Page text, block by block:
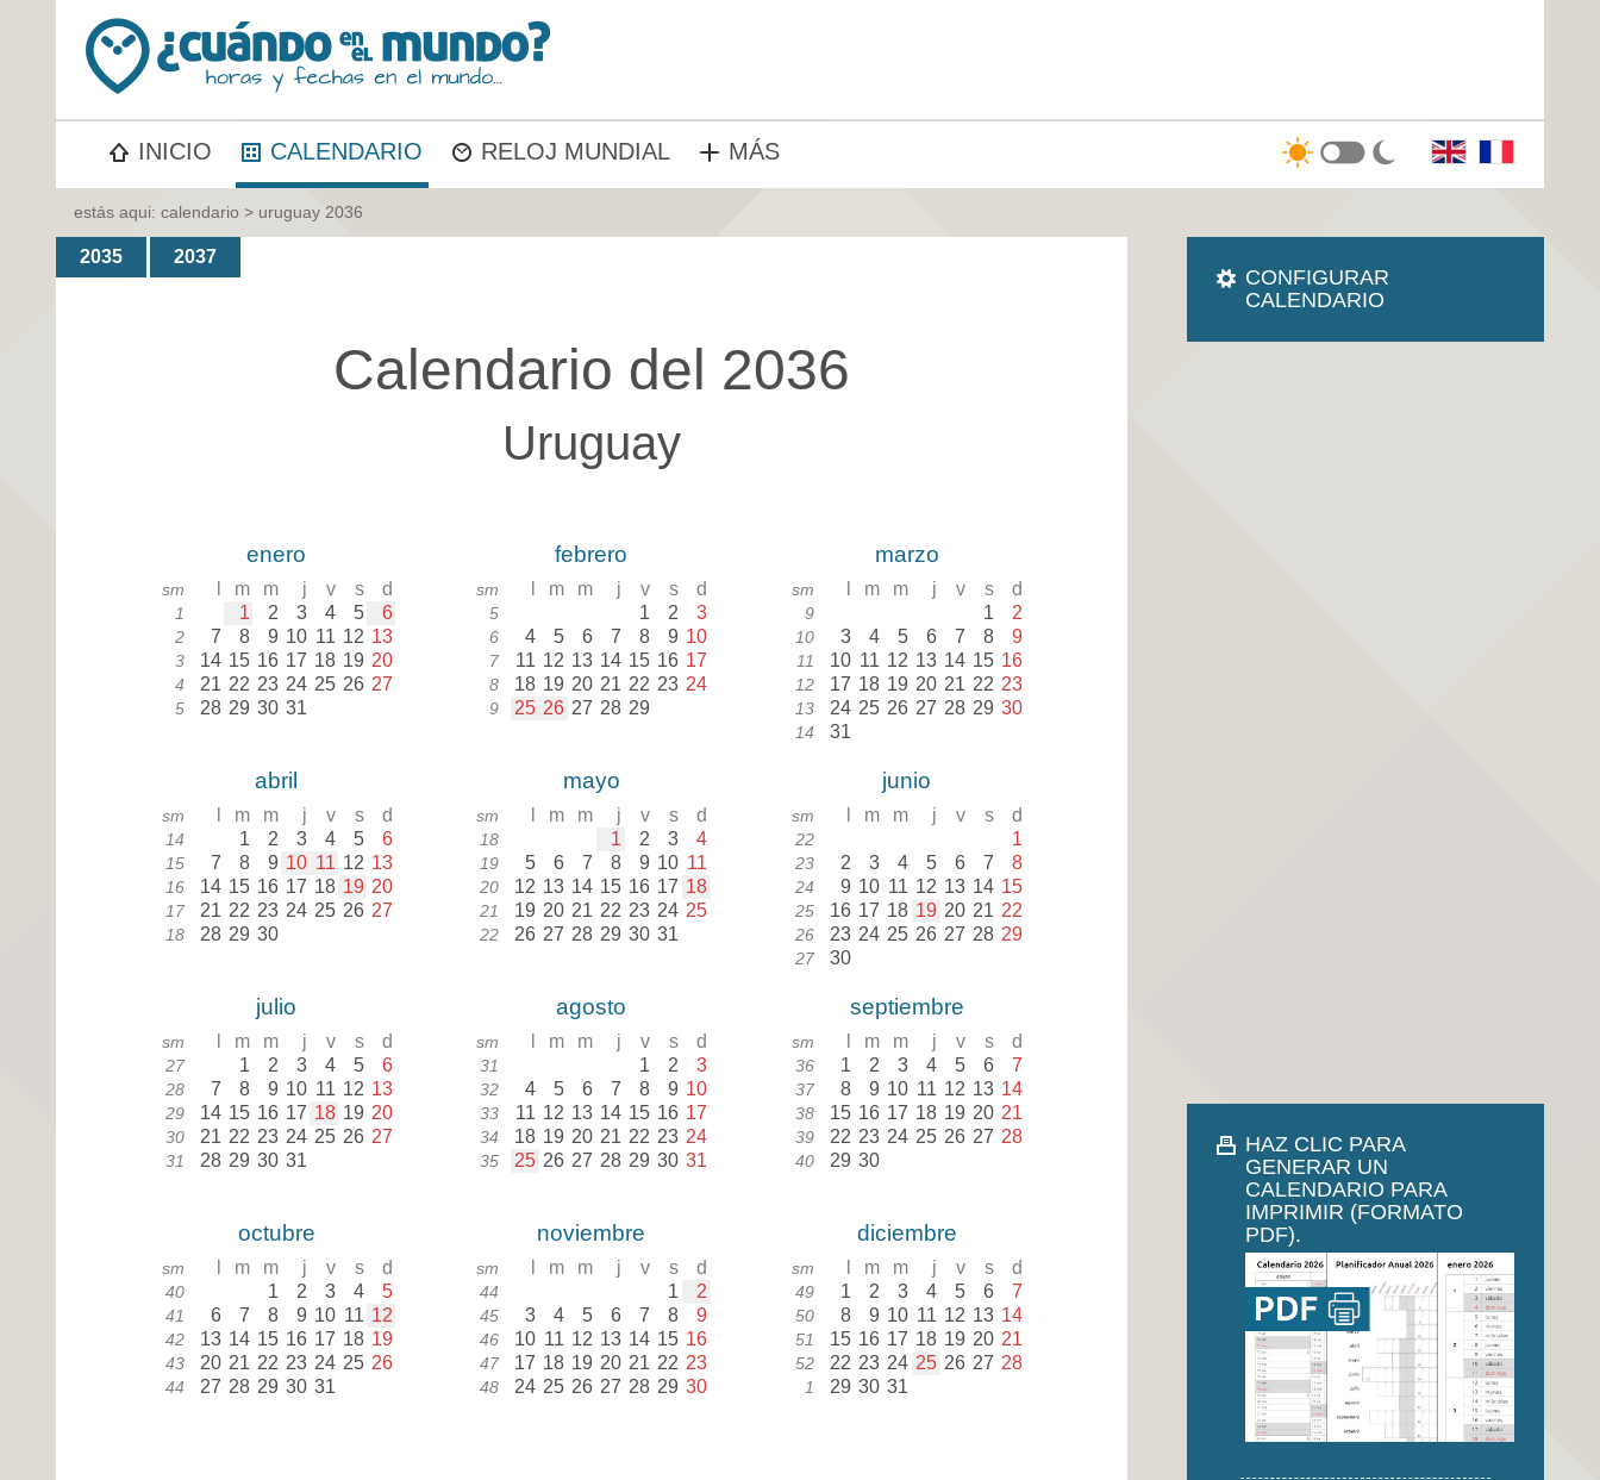
INICIO CALENDARIO RELOJ MUNDIAL MÁS
estás aqui: calendario > uruguay 2036
2035 2037
Calendario del 2036
Uruguay
enero
sm m m j v s d
1 1 2 3 4 5 6
2 7 8 9 10 11 12 13
3 14 15 16 17 18 19 20
4 21 22 23 24 25 26 27
5 28 29 30 31
febrero
sm m m j v s d
5 1 2 3
6 4 5 6 7 8 9 10
7 11 12 13 14 15 16 17
8 18 19 20 21 22 23 24
9 25 26 27 28 29
marzo
sm m m j v s d
9 1 2
10 3 4 5 6 7 8 9
11 10 11 12 13 14 15 16
12 17 18 19 20 21 22 23
13 24 25 26 27 28 29 30
14 31
abril
sm m m j v s d
14 1 2 3 4 5 6
15 7 8 9 10 11 12 13
16 14 15 16 17 18 19 20
17 21 22 23 24 25 26 27
18 28 29 30
mayo
sm m m j v s d
18 1 2 3 4
19 5 6 7 8 9 10 11
20 12 13 14 15 16 17 18
21 19 20 21 22 23 24 25
22 26 27 28 29 30 31
junio
sm m m j v s d
22 1
23 2 3 4 5 6 7 8
24 9 10 11 12 13 14 15
25 16 17 18 19 20 21 22
26 23 24 25 26 27 28 29
27 30
julio
sm m m j v s d
27 1 2 3 4 5 6
28 7 8 9 10 11 12 13
29 14 15 16 17 18 19 20
30 21 22 23 24 25 26 27
31 28 29 30 31
agosto
sm m m j v s d
31 1 2 3
32 4 5 6 7 8 9 10
33 11 12 13 14 15 16 17
34 18 19 20 21 22 23 24
35 25 26 27 28 29 30 31
septiembre
sm m m j v s d
36 1 2 3 4 5 6 7
37 8 9 10 11 12 13 14
38 15 16 17 18 19 20 21
39 22 23 24 25 26 27 28
40 29 30
octubre
sm m m j v s d
40 1 2 3 4 5
41 6 7 8 9 10 11 12
42 13 14 15 16 17 18 19
43 20 21 22 23 24 25 26
44 27 28 29 30 31
noviembre
sm m m j v s d
44 1 2
45 3 4 5 6 7 8 9
46 10 11 12 13 14 15 16
47 17 18 19 20 21 22 23
48 24 25 26 27 28 29 30
diciembre
sm m m j v s d
49 1 2 3 4 5 6 7
50 8 9 10 11 12 13 14
51 15 16 17 18 19 20 21
52 22 23 24 25 26 27 28
1 29 30 31
CONFIGURAR
CALENDARIO
HAZ CLIC PARA
GENERAR UN
CALENDARIO PARA
IMPRIMIR (FORMATO
PDF).